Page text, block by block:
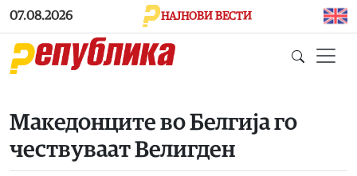
Skip to main content
07.08.2026 НАЈНОВИ ВЕСТИ
Македонците во Белгија го
чествуваат Велигден